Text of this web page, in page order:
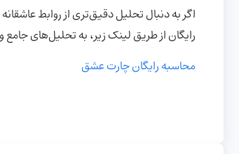
اگر به دنبال تحلیل دقیق‌تری از روابط
رایگان از طریق لینک زیر، به تحلیل‌های
محاسبه رایگان چارت عشق